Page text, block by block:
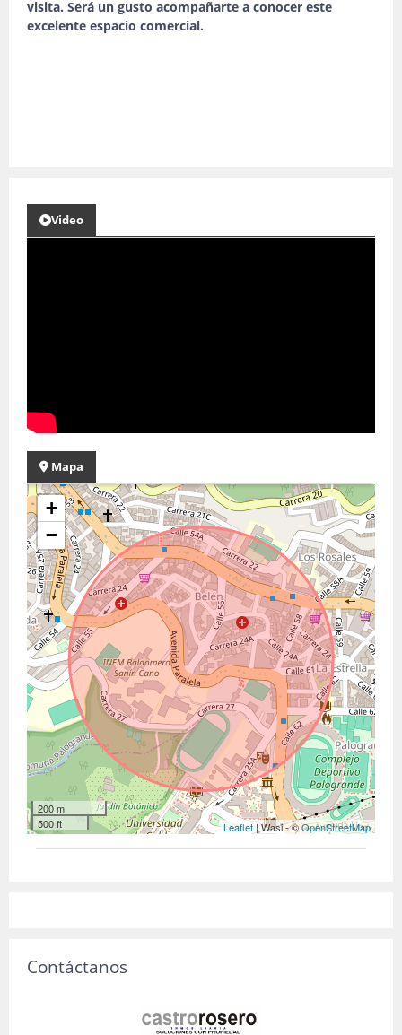
visita. Será un gusto acompañarte a conocer este
excelente espacio comercial.
Video
Mapa
+
−
200 m
500 ft
Leaflet | Wasi - ©OpenStreetMap
Contáctanos